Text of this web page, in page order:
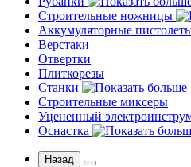
Строительные ножницы
Аккумуляторные
Верстаки
Отвертки
Плиткорезы
Станки
Строительные миксеры
Уцененный
Оснастка
Назад